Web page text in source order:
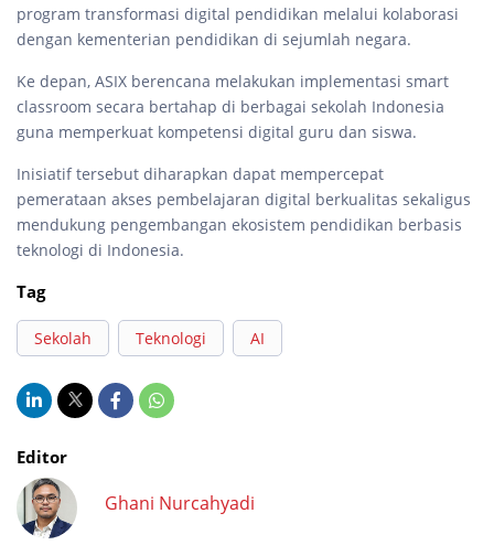
program transformasi digital pendidikan melalui kolaborasi
dengan kementerian pendidikan di sejumlah negara.
Ke depan, ASIX berencana melakukan implementasi smart
classroom secara bertahap di berbagai sekolah Indonesia
guna memperkuat kompetensi digital guru dan siswa.
Inisiatif tersebut diharapkan dapat mempercepat
pemerataan akses pembelajaran digital berkualitas sekaligus
mendukung pengembangan ekosistem pendidikan berbasis
teknologi di Indonesia.
Tag
Sekolah Teknologi AI
Editor
Ghani Nurcahyadi